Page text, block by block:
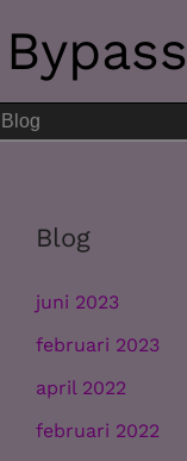
Blog
Blog
juni 2023
februari 2023
april 2022
februari 2022